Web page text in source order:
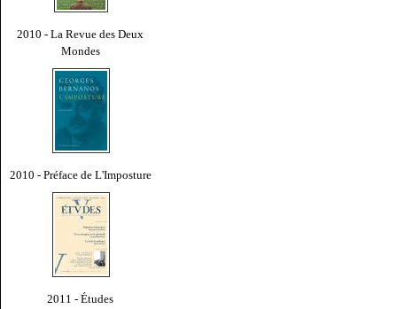
2010 - La Revue des Deux
Mondes
2010 - Préface de L'Imposture
2011 - Études